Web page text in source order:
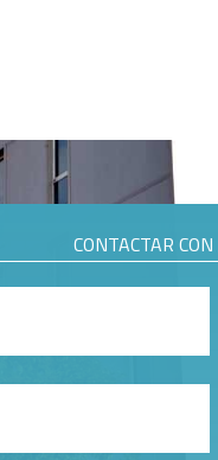
CONTACTAR CON